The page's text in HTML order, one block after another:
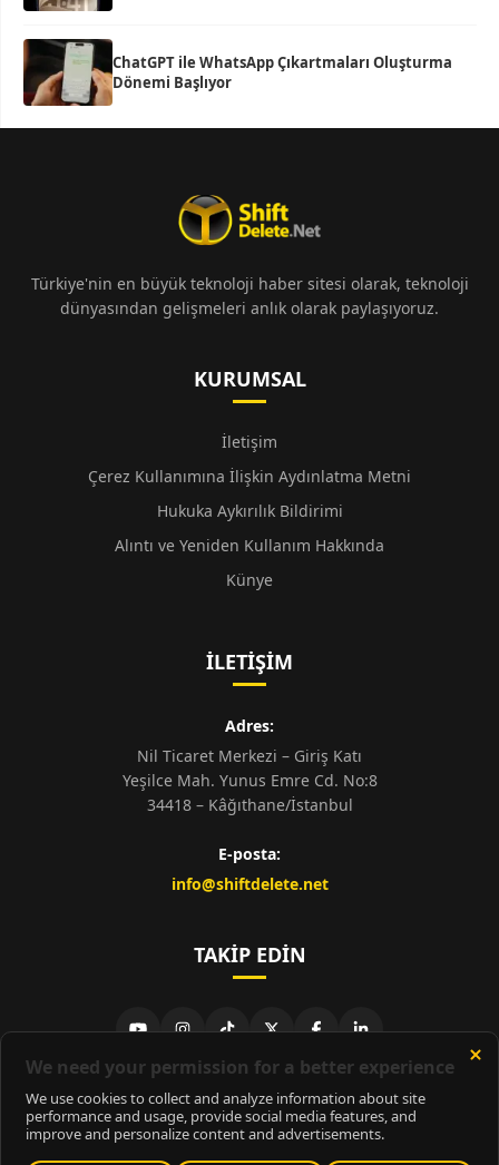
ChatGPT ile WhatsApp Çıkartmaları Oluşturma
Dönemi Başlıyor
Türkiye'nin en büyük teknoloji haber sitesi olarak, teknoloji
dünyasından gelişmeleri anlık olarak paylaşıyoruz.
KURUMSAL
İletişim
Çerez Kullanımına İlişkin Aydınlatma Metni
Hukuka Aykırılık Bildirimi
Alıntı ve Yeniden Kullanım Hakkında
Künye
İLETIŞIM
Adres:
Nil Ticaret Merkezi – Giriş Katı
Yeşilce Mah. Yunus Emre Cd. No:8
34418 – Kâğıthane/İstanbul
E-posta:
info@shiftdelete.net
TAKIP EDIN